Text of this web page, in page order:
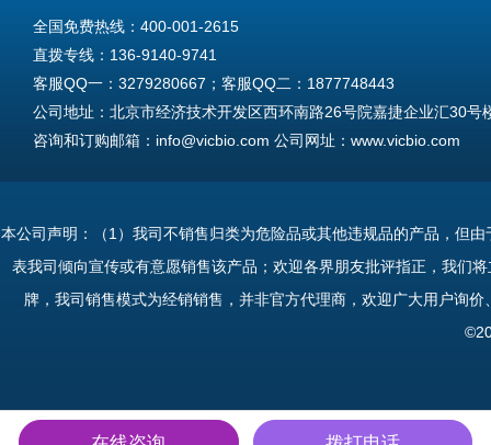
全国免费热线：400-001-2615
直拨专线：136-9140-9741
客服QQ一：3279280667；客服QQ二：1877748443
公司地址：北京市经济技术开发区西环南路26号院嘉捷企业汇30号
咨询和订购邮箱：info@vicbio.com 公司网址：www.vicbio.com
Tel: +86-13691409741
Address: Room 603, Floor 6, Building 30A, No.26, Xihuannan
本公司声明：（1）我司不销售归类为危险品或其他违规品的产品，但
表我司倾向宣传或有意愿销售该产品；欢迎各界朋友批评指正，我们
牌，我司销售模式为经销销售，并非官方代理商，欢迎广大用户询